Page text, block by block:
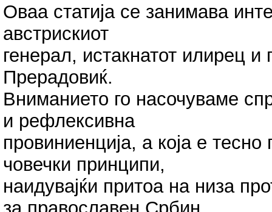
Оваа статија се занимава
австрискиот
генерал, истакнатот илирец и
Прерадовиќ.
Вниманието го насочуваме
и рефлексивна
провиниенција, а која е
човечки принципи,
наидувајќи притоа на низа